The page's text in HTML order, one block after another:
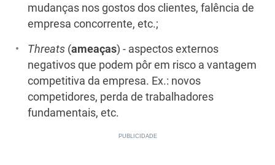
mudanças nos gostos dos clientes, falência de
empresa concorrente, etc.;
Threats (ameaças) - aspectos externos
negativos que podem pôr em risco a vantagem
competitiva da empresa. Ex.: novos
competidores, perda de trabalhadores
fundamentais, etc.